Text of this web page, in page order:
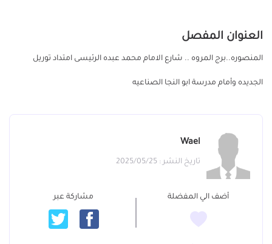
العنوان المفصل
المنصوره..برج المروه .. شارع الامام محمد عبده الرئيسى امتداد توريل
الجديده وأمام مدرسة ابو النجا الصناعيه
Wael
تاريخ النشر : 2025/05/25
أضف الي المفضلة مشاركة عبر